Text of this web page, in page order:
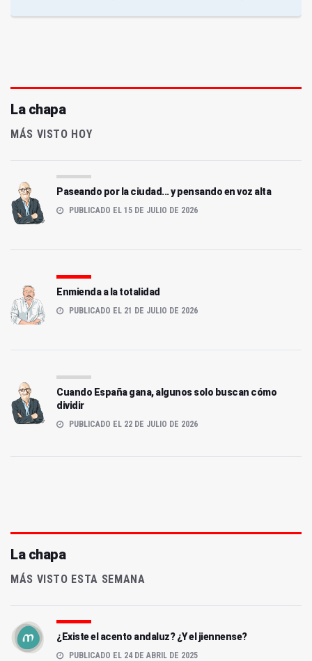
La chapa
MÁS VISTO HOY
Paseando por la ciudad... y pensando en voz alta
PUBLICADO EL 15 DE JULIO DE 2026
Enmienda a la totalidad
PUBLICADO EL 21 DE JULIO DE 2026
Cuando España gana, algunos solo buscan cómo
dividir
PUBLICADO EL 22 DE JULIO DE 2026
La chapa
MÁS VISTO ESTA SEMANA
¿Existe el acento andaluz? ¿Y el jiennense?
PUBLICADO EL 24 DE ABRIL DE 2025